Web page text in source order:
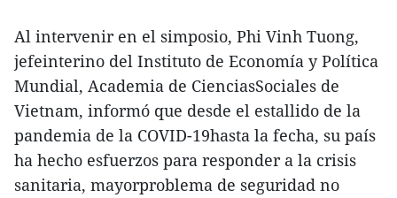
Al intervenir en el simposio, Phi Vinh Tuong,
jefeinterino del Instituto de Economía y Política
Mundial, Academia de CienciasSociales de
Vietnam, informó que desde el estallido de la
pandemia de la COVID-19hasta la fecha, su país
ha hecho esfuerzos para responder a la crisis
sanitaria, mayorproblema de seguridad no